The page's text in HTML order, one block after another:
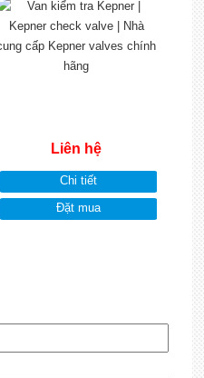
chính hãng
Liên hệ
Chi tiết
Đặt mua